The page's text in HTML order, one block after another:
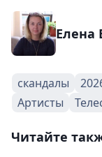
Елена
скандалы
Артисты
Читайте